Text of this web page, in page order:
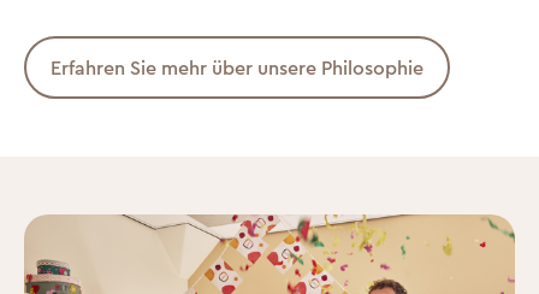
Erfahren Sie mehr über unsere Philosophie